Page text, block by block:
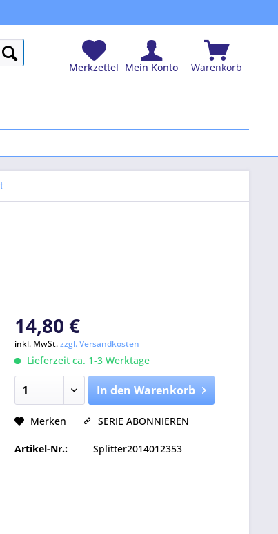
Merkzettel Mein Konto Warenkorb
14,80 €
inkl. MwSt.zzgl. Versandkosten
Lieferzeit ca. 1-3 Werktage
In den Warenkorb
Merken SERIE ABONNIEREN
Artikel-Nr.: Splitter2014012353